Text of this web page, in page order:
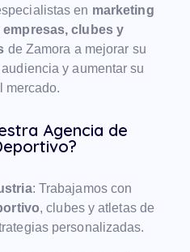
en marketing
empresas, clubes y
de Zamora a mejorar su
y aumentar su
mercado.
Agencia de
: Trabajamos con
, clubes y atletas de
personalizadas.